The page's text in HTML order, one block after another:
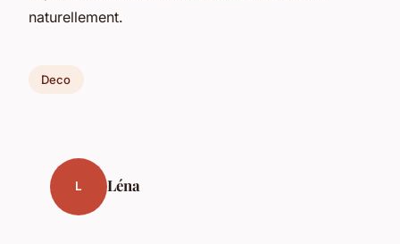
naturellement.
Deco
L Léna